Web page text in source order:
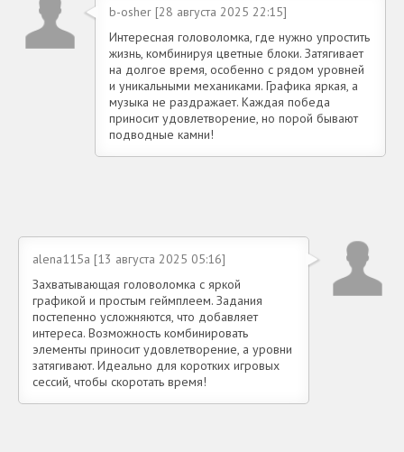
b-osher [28 августа 2025 22:15]
Интересная головоломка, где нужно упростить
жизнь, комбинируя цветные блоки. Затягивает
на долгое время, особенно с рядом уровней
и уникальными механиками. Графика яркая, а
музыка не раздражает. Каждая победа
приносит удовлетворение, но порой бывают
подводные камни!
alena115a [13 августа 2025 05:16]
Захватывающая головоломка с яркой
графикой и простым геймплеем. Задания
постепенно усложняются, что добавляет
интереса. Возможность комбинировать
элементы приносит удовлетворение, а уровни
затягивают. Идеально для коротких игровых
сессий, чтобы скоротать время!